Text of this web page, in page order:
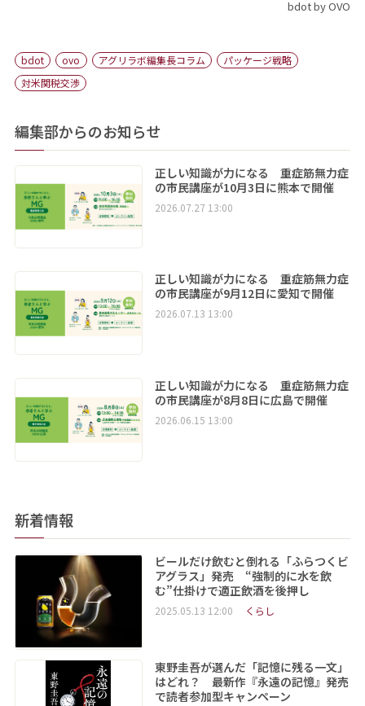
bdot by OVO
bdot ovo アグリラボ編集長コラム
パッケージ戦略
対米関税交渉
編集部からのお知らせ
正しい知識が力になる 重症筋無力症
の市民講座が10月3日に熊本で開催
2026.07.27 13:00
正しい知識が力になる 重症筋無力症
の市民講座が9月12日に愛知で開催
2026.07.13 13:00
正しい知識が力になる 重症筋無力症
の市民講座が8月8日に広島で開催
2026.06.15 13:00
新着情報
ビールだけ飲むと倒れる「ふらつくビ
アグラス」発売 “強制的に水を飲
む”仕掛けで適正飲酒を後押し
2025.05.13 12:00 くらし
東野圭吾が選んだ「記憶に残る一文」
はどれ？ 最新作『永遠の記憶』発売
で読者参加型キャンペーン